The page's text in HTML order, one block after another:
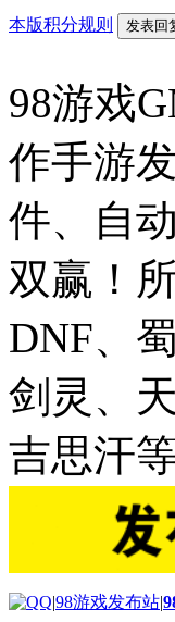
本版积分规则 发表回
98游戏
作手游
件、自
双赢！
DNF、
剑灵、
吉思汗
|98游戏发布站|